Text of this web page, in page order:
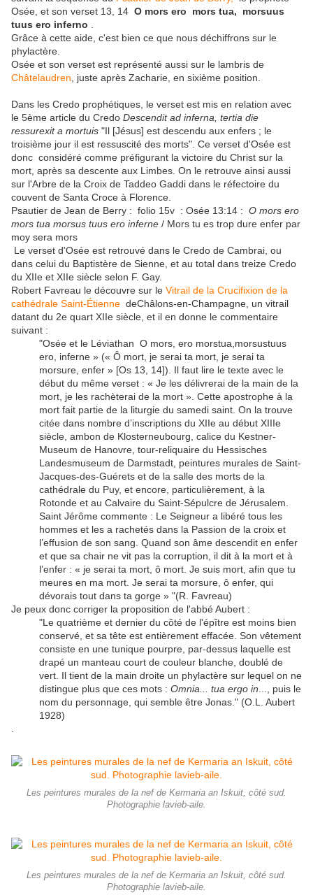
Osée, et son verset 13, 14 O mors ero mors tua, morsuus
tuus ero inferno
Grâce à cette aide, c'est bien ce que nous déchiffrons sur le
phylactère.
Osée et son verset est représenté aussi sur le lambris de
Châtelaudren , juste après Zacharie, en sixième position.
Dans les Credo prophétiques, le verset est mis en relation avec
le 5ème article du Credo Descendit ad inferna, tertia die
ressurexit a mortuis "Il [Jésus] est descendu aux enfers ; le
troisième jour il est ressuscité des morts". Ce verset d'Osée est
donc considéré comme préfigurant la victoire du Christ sur la
mort, après sa descente aux Limbes. On le retrouve ainsi aussi
sur l'Arbre de la Croix de Taddeo Gaddi dans le réfectoire du
couvent de Santa Croce à Florence.
Psautier de Jean de Berry : folio 15v : Osée 13:14 : O mors ero
mors tua morsus tuus ero inferne / Mors tu es trop dure enfer par
moy sera mors
Le verset d'Osée est retrouvé dans le Credo de Cambrai, ou
dans celui du Baptistère de Sienne, et au total dans treize Credo
du XIIe et XIIe siècle selon F. Gay.
Robert Favreau le découvre sur le Vitrail de la Crucifixion de la
cathédrale Saint-Étienne deChâlons-en-Champagne, un vitrail
datant du 2e quart XIIe siècle, et il en donne le commentaire
suivant :
"Osée et le Léviathan O mors, ero morstua,morsustuus
ero, inferne » (« Ô mort, je serai ta mort, je serai ta
morsure, enfer » [Os 13, 14]). Il faut lire le texte avec le
début du même verset : « Je les délivrerai de la main de la
mort, je les rachèterai de la mort ». Cette apostrophe à la
mort fait partie de la liturgie du samedi saint. On la trouve
citée dans nombre d’inscriptions du XIIe au début XIIIe
siècle, ambon de Klosterneubourg, calice du Kestner-
Museum de Hanovre, tour-reliquaire du Hessisches
Landesmuseum de Darmstadt, peintures murales de Saint-
Jacques-des-Guérets et de la salle des morts de la
cathédrale du Puy, et encore, particulièrement, à la
Rotonde et au Calvaire du Saint-Sépulcre de Jérusalem.
Saint Jérôme commente : Le Seigneur a libéré tous les
hommes et les a rachetés dans la Passion de la croix et
l’effusion de son sang. Quand son âme descendit en enfer
et que sa chair ne vit pas la corruption, il dit à la mort et à
l’enfer : « je serai ta mort, ô mort. Je suis mort, afin que tu
meures en ma mort. Je serai ta morsure, ô enfer, qui
dévorais tout dans ta gorge » "(R. Favreau)
Je peux donc corriger la proposition de l'abbé Aubert :
"Le quatrième et dernier du côté de l'épître est moins bien
conservé, et sa tête est entièrement effacée. Son vêtement
consiste en une tunique pourpre, par-dessus laquelle est
drapé un manteau court de couleur blanche, doublé de
vert. Il tient de la main droite un phylactère sur lequel on ne
distingue plus que ces mots : Omnia... tua ergo in ..., puis le
nom du personnage, qui semble être Jonas." (O.L. Aubert
1928)
Les peintures murales de la nef de Kermaria an Iskuit, côté sud.
Photographie lavieb-aile.
Les peintures murales de la nef de Kermaria an Iskuit, côté sud.
Photographie lavieb-aile.